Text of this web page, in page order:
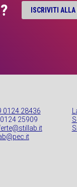
ISCRIVITI
0124 28436
25909